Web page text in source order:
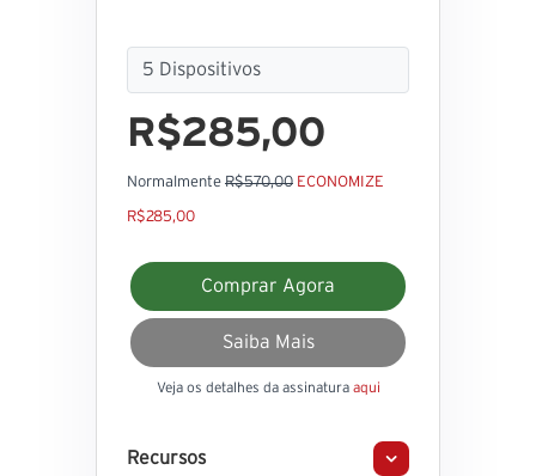
R$285,00
Normalmente R$570,00 ECONOMIZE
R$285,00
Comprar Agora
Saiba Mais
Veja os detalhes da assinatura aqui
Recursos